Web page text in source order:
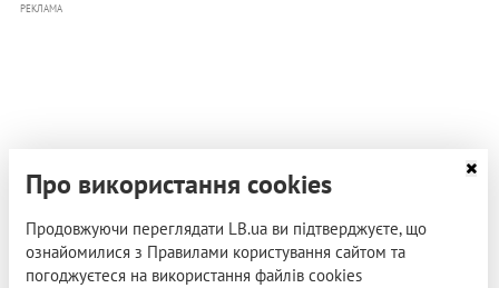
РЕКЛАМА
Про використання cookies
Продовжуючи переглядати LB.ua ви підтверджуєте, що
ознайомилися з Правилами користування сайтом та
погоджуєтеся на використання файлів cookies